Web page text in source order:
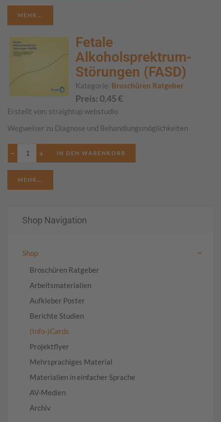
MEHR...
Fetale
Alkoholsprektrum-
Störungen (FASD)
Kategorie: Broschüren Ratgeber
Preis: 0,45€
Erstellt von: straightup webstudio
Wegweiser zu Diagnose und Behandlungsmöglichkeiten
− +
MEHR...
Shop Navigation
Shop
Broschüren Ratgeber
Arbeitsmaterialien
Aufkleber Poster
Berichte Studien
(Info-)Cards
Projektflyer
Mehrsprachiges Material
Materialien in einfacher Sprache
AV-Medien
Archiv